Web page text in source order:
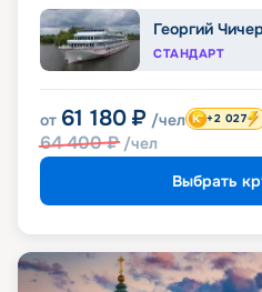
Георгий
СТАНДАРТ
от 61 180 ₽ /чел
64 400₽ /чел
+2 027
Выбрать